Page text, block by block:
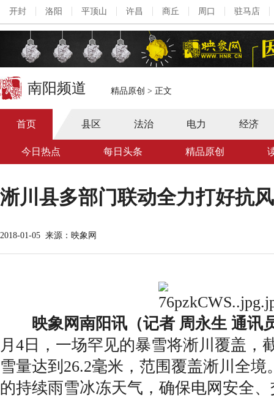
开封 洛阳 平顶山 许昌 商丘 周口 驻马店
南阳频道 精品原创 > 正文
首页 县区 法治 电力 经济
今日热点 每日头条 精品原创
淅川县多部门联动全力打好抗
2018-01-05 来源：映象网
映象网南阳讯（记者 周永生 通讯
月4日，一场罕见的暴雪将淅川覆盖，
雪量达到26.2毫米，范围覆盖淅川全
的持续雨雪冰冻天气，确保电网安全